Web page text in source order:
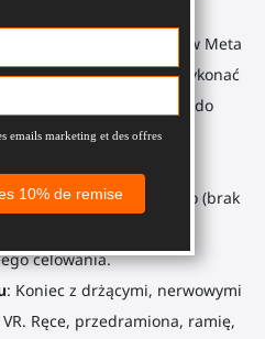
: Obróć uchwyty kontrolerów Meta
przeładować lub wykonać
ponownie je przyłączyć do
karabinie
większe bezpieczeństwo (brak
i dodatkowe punkty
celowania.
: Koniec z drżącymi, nerwowymi
Ręce, przedramiona, ramię,